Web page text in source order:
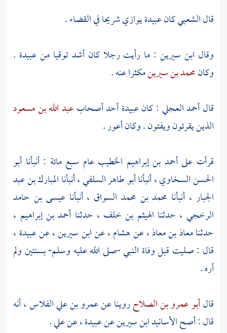
قالالشعبيكانعبيدةيوازيشريحافي القضاء .
وقال ابن سيرين : ما رأيت رجلا كان أشد توقيا منعبيدة .
وكانمحمد بن سيرينمكثرا عنه .
قالأحمد العجلي : كانعبيدةأحد أصحابعبد الله بن مسعود
الذين يقرئون ويفتون . وكان أعور .
قرأت علىأحمد بن إبراهيم الخطيبعام سبع مائة : أنبأنا أبو
الحسن السخاوي، أنبأناأبو طاهر السلفي، أنبأناالمبارك بن عبد
الجبار ، أنبأنا محمد بن محمد السواق ، أنبأناعيسى بن حامد
الرخجي ، حدثنا الهيثم بن خلف ، حدثنا أحمد بن إبراهيم ،
حدثنامعاذ بن معاذ، عنهشام، عنابن سيرين، عنعبيدة ،
قال : صليت قبل وفاة النبي -صلى الله عليه وسلم- بسنتين ولم
أره .
قالأبو عمرو بن الصلاحروينا عنعمرو بن علي الفلاس، أنه
قال : أصح الأسانيدابن سيرينعنعبيدة، عنعلي.